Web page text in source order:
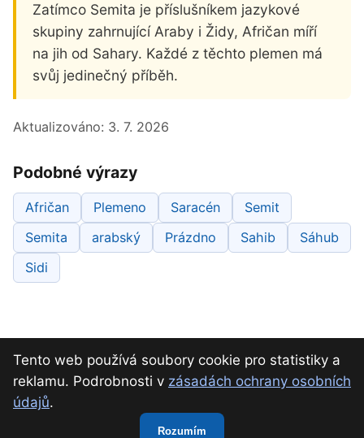
Zatímco Semita je příslušníkem jazykové
skupiny zahrnující Araby i Židy, Afričan míří
na jih od Sahary. Každé z těchto plemen má
svůj jedinečný příběh.
Aktualizováno: 3. 7. 2026
Podobné výrazy
Afričan Plemeno Saracén
Semit
Semita
arabský Prázdno Sahib
Sáhub
Sidi
O násKontakt
Tento web používá soubory cookie pro statistiky a
reklamu. Podrobnosti v zásadách ochrany osobních
údajů.
Rozumím